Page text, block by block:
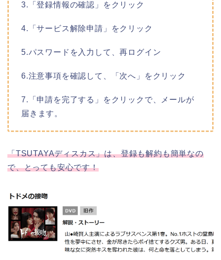
3.「登録情報の確認」をクリック
4.「サービス解除申請」をクリック
5.パスワードを入力して、再ログイン
6.注意事項を確認して、「次へ」をクリック
7.「申請を完了する」をクリックで、メールが
届きます。
「TSUTAYAディスカス」は、登録も解約も簡単なの
で、とっても安心です！